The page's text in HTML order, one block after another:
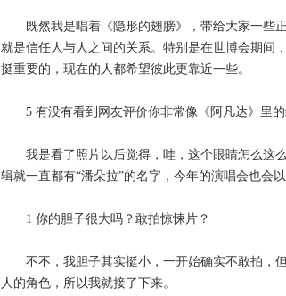
既然我是唱着《隐形的翅膀》，带给大家一些正
就是信任人与人之间的关系。特别是在世博会期间
挺重要的，现在的人都希望彼此更靠近一些。
5 有没有看到网友评价你非常像《阿凡达》里的
我是看了照片以后觉得，哇，这个眼睛怎么这
辑就一直都有“潘朵拉”的名字，今年的演唱会也会
1 你的胆子很大吗？敢拍惊悚片？
不不，我胆子其实挺小，一开始确实不敢拍，
人的角色，所以我就接了下来。